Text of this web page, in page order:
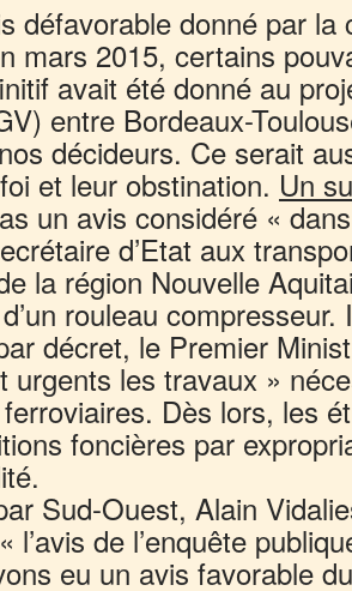
défavorable donné par la
mars 2015, certains
avait été donné au
entre Bordeaux-
décideurs. Ce serait
et leur obstination. Un
un avis considéré «
d’Etat aux
la région Nouvelle
rouleau
décret, le Premier
urgents les travaux »
Dès lors, les
foncières par
Sud-Ouest, Alain
l’avis de l’enquête
eu un avis favorable